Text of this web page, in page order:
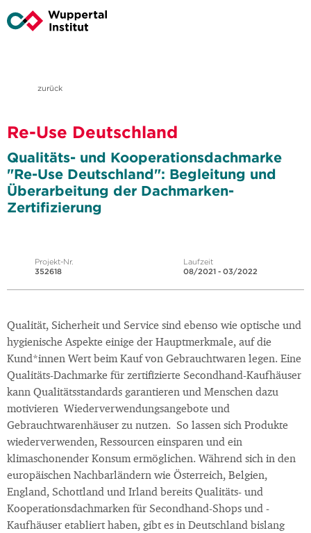
zurück
Re-Use Deutschland
Qualitäts- und Kooperationsdachmarke
"Re-Use Deutschland": Begleitung und
Überarbeitung der Dachmarken-
Zertifizierung
Projekt-Nr.
352618
Laufzeit
08/2021 - 03/2022
Qualität, Sicherheit und Service sind ebenso wie optische und
hygienische Aspekte einige der Hauptmerkmale, auf die
Kund*innen Wert beim Kauf von Gebrauchtwaren legen. Eine
Qualitäts-Dachmarke für zertifizierte Secondhand-Kaufhäuser
kann Qualitätsstandards garantieren und Menschen dazu
motivieren Wiederverwendungsangebote und
Gebrauchtwarenhäuser zu nutzen. So lassen sich Produkte
wiederverwenden, Ressourcen einsparen und ein
klimaschonender Konsum ermöglichen. Während sich in den
europäischen Nachbarländern wie Österreich, Belgien,
England, Schottland und Irland bereits Qualitäts- und
Kooperationsdachmarken für Secondhand-Shops und -
Kaufhäuser etabliert haben, gibt es in Deutschland bislang